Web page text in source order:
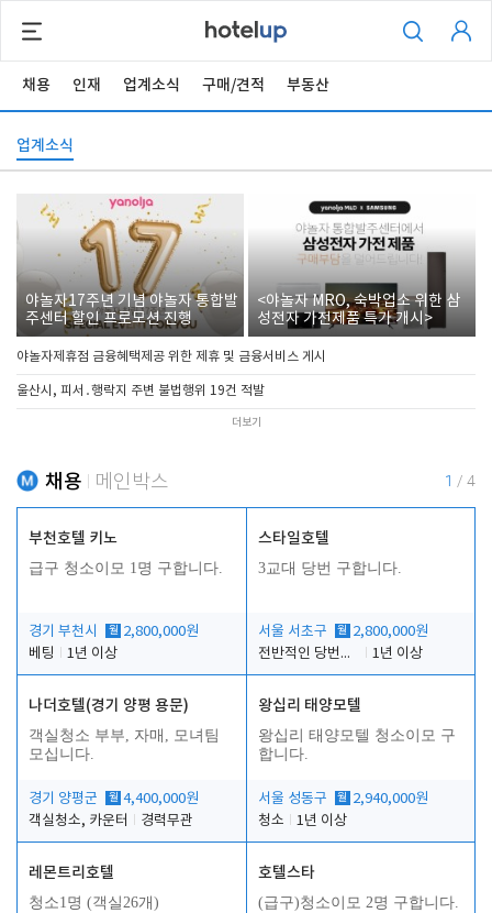
채용 인재 업계소식 구매/견적 부동산
업계소식
야놀자17주년 기념 야놀자 통합발
주센터 할인 프로모션 진행
<야놀자 MRO, 숙박업소 위한 삼
성전자 가전제품 특가 개시>
야놀자제휴점 금융혜택제공 위한 제휴 및 금융서비스 게시
울산시, 피서․행락지 주변 불법행위 19건 적발
더보기
채용 메인박스 1 / 4
부천호텔 키노
급구 청소이모 1명 구합니다.
경기 부천시 월 2,800,000원
베팅
1년 이상
스타일호텔
3교대 당번 구합니다.
서울 서초구 월 2,800,000원
전반적인 당번업무
1년 이상
나더호텔(경기 양평 용문)
객실청소 부부, 자매, 모녀팀
모십니다.
경기 양평군 월 4,400,000원
객실청소, 카운터
경력무관
왕십리 태양모텔
왕십리 태양모텔 청소이모 구
합니다.
서울 성동구 월 2,940,000원
청소
1년 이상
레몬트리호텔
청소1명 (객실26개)
호텔스타
(급구)청소이모 2명 구합니다.